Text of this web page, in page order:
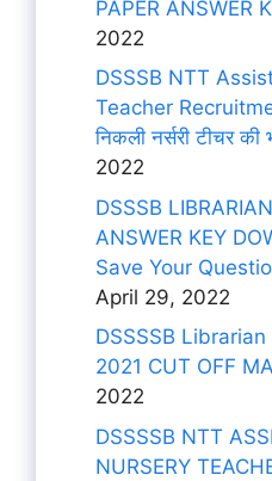
PAPER ANSWER
2022
DSSSB NTT
Teacher
निकली नर्सरी टीचर की
2022
DSSSB
ANSWER KEY
Save Your
April 29, 2022
DSSSSB
2021 CUT OFF
2022
DSSSSB NTT
NURSERY